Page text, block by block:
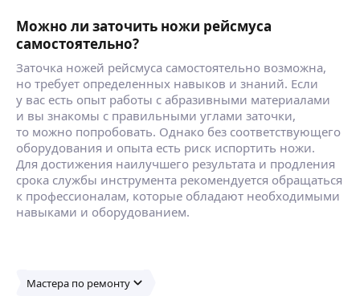
Можно ли заточить ножи рейсмуса
самостоятельно?
Заточка ножей рейсмуса самостоятельно возможна,
но требует определенных навыков и знаний. Если
у вас есть опыт работы с абразивными материалами
и вы знакомы с правильными углами заточки,
то можно попробовать. Однако без соответствующего
оборудования и опыта есть риск испортить ножи.
Для достижения наилучшего результата и продления
срока службы инструмента рекомендуется обращаться
к профессионалам, которые обладают необходимыми
навыками и оборудованием.
Мастера по ремонту